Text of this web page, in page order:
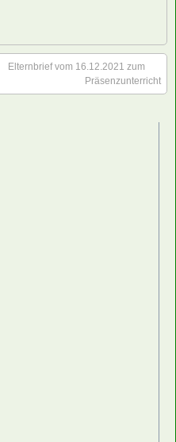
Elternbrief vom 16.12.2021 zum
Präsenzunterricht